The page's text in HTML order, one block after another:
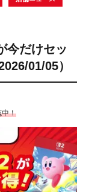
今だけセッ
01/05）
中！